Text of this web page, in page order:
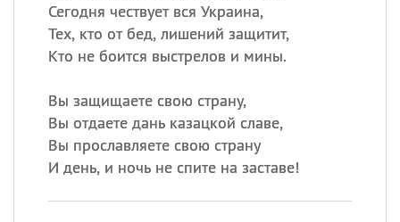
Сегодня чествует вся Украина,
Тех, кто от бед, лишений защитит,
Кто не боится выстрелов и мины.
Вы защищаете свою страну,
Вы отдаете дань казацкой славе,
Вы прославляете свою страну
И день, и ночь не спите на заставе!